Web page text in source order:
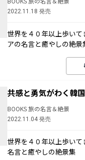
2022.11.18 発売
世界を４０年以上歩い
アの名言と癒やしの絶景
共感と勇気がわく韓
BOOKS 旅の名言＆絶景
2022.11.04 発売
世界を４０年以上歩い
名言と癒やしの絶景集